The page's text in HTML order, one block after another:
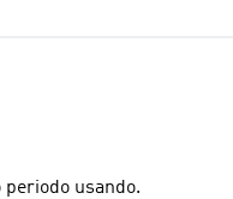
usando.